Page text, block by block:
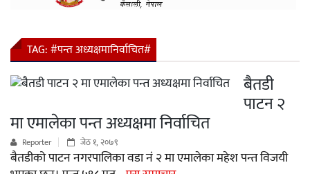
TAG:#पन्त अध्यक्षमानिर्वाचित#
बैतडी
पाटन २
मा एमालेका पन्त अध्यक्षमा निर्वाचित
Reporter जेठ १, २०७९
बैतडीको पाटन नगरपालिका वडा नं २ मा एमालेका महेश पन्त विजयी